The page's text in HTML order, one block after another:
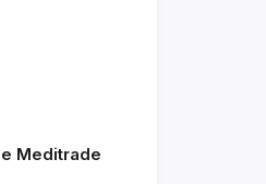
Meditrade